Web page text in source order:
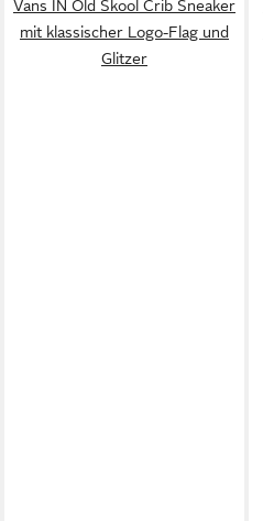
Vans IN Old Skool Crib Sneaker
mit klassischer Logo-Flag und
Glitzer